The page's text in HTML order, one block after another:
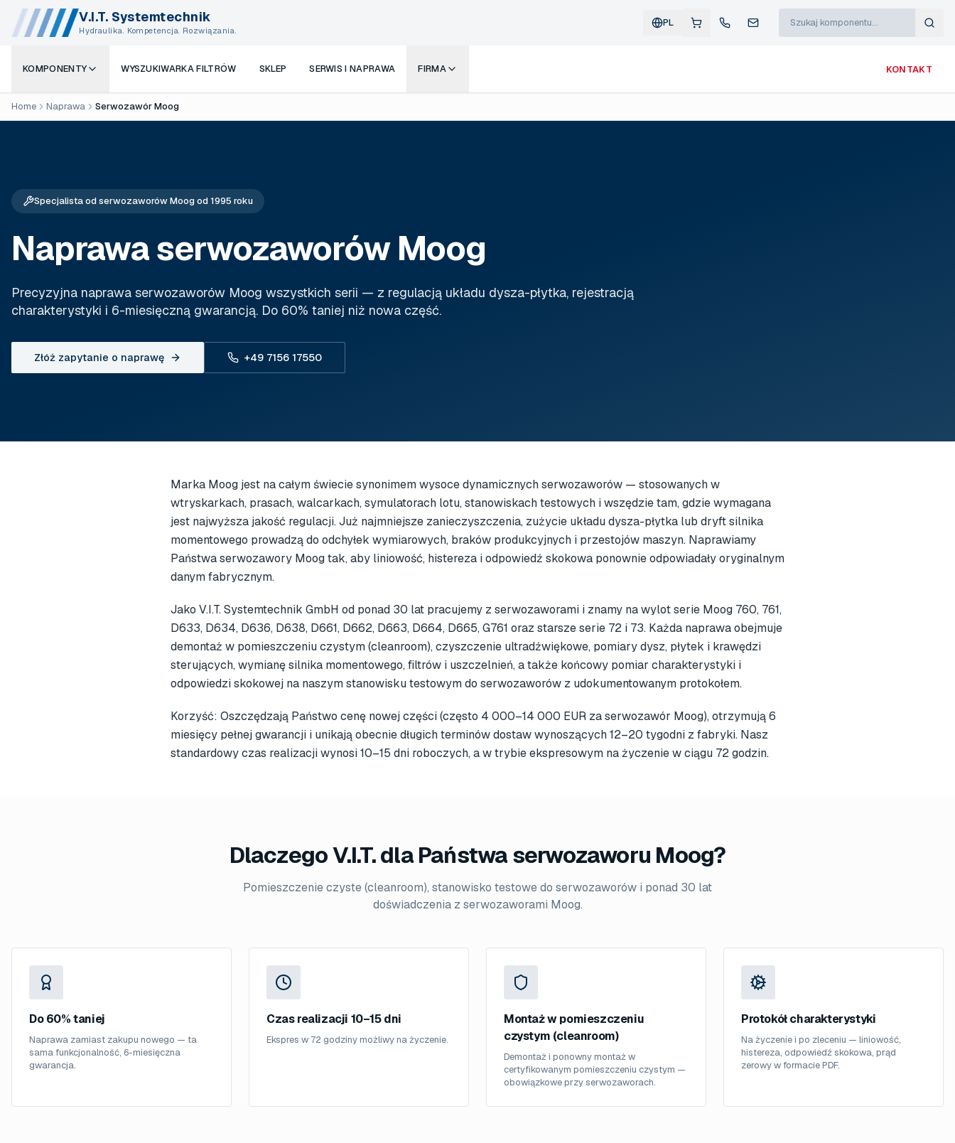
V.I.T. Systemtechnik
Hydraulika. Kompetencja. Rozwiązania.
PL
KOMPONENTY WYSZUKIWARKA FILTRÓW SKLEP SERWIS I NAPRAWA FIRMA KONTAKT
Home Naprawa Serwozawór Moog
Specjalista od serwozaworów Moog od 1995 roku
Naprawa serwozaworów Moog
Precyzyjna naprawa serwozaworów Moog wszystkich serii — z regulacją układu dysza-płytka, rejestracją
charakterystyki i 6-miesięczną gwarancją. Do 60% taniej niż nowa część.
Złóż zapytanie o naprawę +49 7156 17550
Marka Moog jest na całym świecie synonimem wysoce dynamicznych serwozaworów — stosowanych w
wtryskarkach, prasach, walcarkach, symulatorach lotu, stanowiskach testowych i wszędzie tam, gdzie wymagana
jest najwyższa jakość regulacji. Już najmniejsze zanieczyszczenia, zużycie układu dysza-płytka lub dryft silnika
momentowego prowadzą do odchyłek wymiarowych, braków produkcyjnych i przestojów maszyn. Naprawiamy
Państwa serwozawory Moog tak, aby liniowość, histereza i odpowiedź skokowa ponownie odpowiadały oryginalnym
danym fabrycznym.
Jako V.I.T. Systemtechnik GmbH od ponad 30 lat pracujemy z serwozaworami i znamy na wylot serie Moog 760, 761,
D633, D634, D636, D638, D661, D662, D663, D664, D665, G761 oraz starsze serie 72 i 73. Każda naprawa obejmuje
demontaż w pomieszczeniu czystym (cleanroom), czyszczenie ultradźwiękowe, pomiary dysz, płytek i krawędzi
sterujących, wymianę silnika momentowego, filtrów i uszczelnień, a także końcowy pomiar charakterystyki i
odpowiedzi skokowej na naszym stanowisku testowym do serwozaworów z udokumentowanym protokołem.
Korzyść: Oszczędzają Państwo cenę nowej części (często 4 000–14 000 EUR za serwozawór Moog), otrzymują 6
miesięcy pełnej gwarancji i unikają obecnie długich terminów dostaw wynoszących 12–20 tygodni z fabryki. Nasz
standardowy czas realizacji wynosi 10–15 dni roboczych, a w trybie ekspresowym na życzenie w ciągu 72 godzin.
Dlaczego V.I.T. dla Państwa serwozaworu Moog?
Pomieszczenie czyste (cleanroom), stanowisko testowe do serwozaworów i ponad 30 lat
doświadczenia z serwozaworami Moog.
Do 60% taniej
Naprawa zamiast zakupu nowego — ta
sama funkcjonalność, 6-miesięczna
gwarancja.
Czas realizacji 10–15 dni
Ekspres w 72 godziny możliwy na życzenie.
Montaż w pomieszczeniu
czystym (cleanroom)
Demontaż i ponowny montaż w
certyfikowanym pomieszczeniu czystym —
obowiązkowe przy serwozaworach.
Protokół charakterystyki
Na życzenie i po zleceniu — liniowość,
histereza, odpowiedź skokowa, prąd
zerowy w formacie PDF.